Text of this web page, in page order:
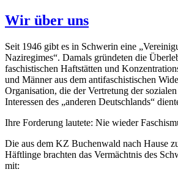
Wir über uns
Seit 1946 gibt es in Schwerin eine
Naziregimes“. Damals gründeten die
faschistischen Haftstätten und
und Männer aus dem antifaschistischen
Organisation, die der Vertretung der
Interessen des „anderen Deutschlands“
Ihre Forderung lautete: Nie wieder
Die aus dem KZ Buchenwald nach Hause
Häftlinge brachten das Vermächtnis des
mit: